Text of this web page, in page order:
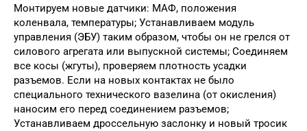
Монтируем новые датчики: МАФ, положения
коленвала, температуры; Устанавливаем модуль
управления (ЭБУ) таким образом, чтобы он не грелся от
силового агрегата или выпускной системы; Соединяем
все косы (жгуты), проверяем плотность усадки
разъемов. Если на новых контактах не было
специального технического вазелина (от окисления)
наносим его перед соединением разъемов;
Устанавливаем дроссельную заслонку и новый тросик